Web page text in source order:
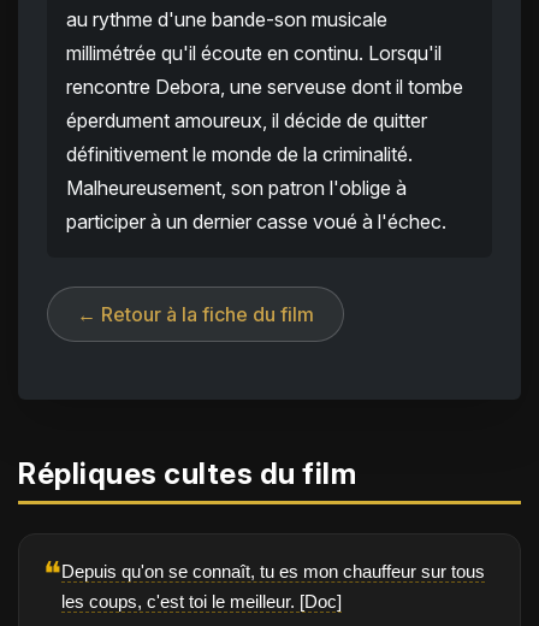
au rythme d'une bande-son musicale
millimétrée qu'il écoute en continu. Lorsqu'il
rencontre Debora, une serveuse dont il tombe
éperdument amoureux, il décide de quitter
définitivement le monde de la criminalité.
Malheureusement, son patron l'oblige à
participer à un dernier casse voué à l'échec.
← Retour à la fiche du film
Répliques cultes du film
❝Depuis qu'on se connaît, tu es mon chauffeur sur tous
les coups, c'est toi le meilleur. [Doc]